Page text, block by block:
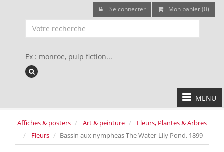
Se connecter Mon panier (0)
Ex : monroe, pulp fiction...
MENU
Affiches & posters Art & peinture
Fleurs, Plantes & Arbres
Fleurs
Bassin aux nympheas The Water-Lily Pond, 1899